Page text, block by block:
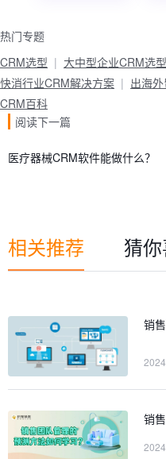
热门专题
CRM选型
大中型企业CRM选型
快消行业CRM解决方案
出海
CRM百科
阅读下一篇
医疗器械CRM软件能做什么？
相关推荐 猜
销
销